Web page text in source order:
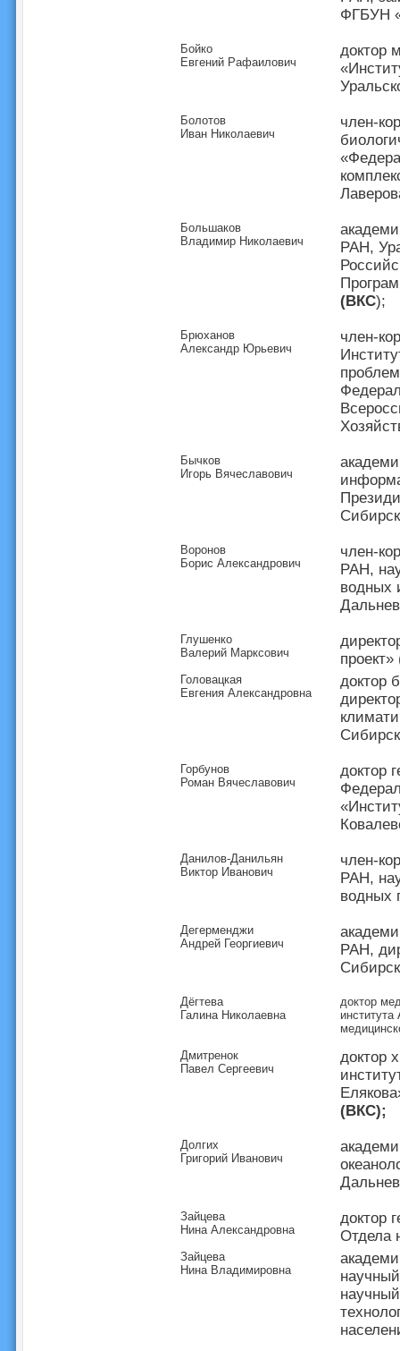
ФГБУН
Бойко
Евгений Рафаилович
доктор
Болотов
Иван Николаевич
член-
Большаков
Владимир Николаевич
РАН,
(ВКС);
Брюханов
Александр Юрьевич
член-
Бычков
Игорь Вячеславович
Воронов
Борис Александрович
член-
РАН,
водных
Глушенко
Валерий Марксович
Головацкая
Евгения Александровна
доктор
Горбунов
Роман Вячеславович
доктор
Данилов-Данильян
Виктор Иванович
член-
РАН,
водных
Дегерменджи
Андрей Георгиевич
РАН,
Дёгтева
Галина Николаевна
доктор
Дмитренок
Павел Сергеевич
доктор
(ВКС);
Долгих
Григорий Иванович
Зайцева
Нина Александровна
доктор
Отдела
Зайцева
Нина Владимировна